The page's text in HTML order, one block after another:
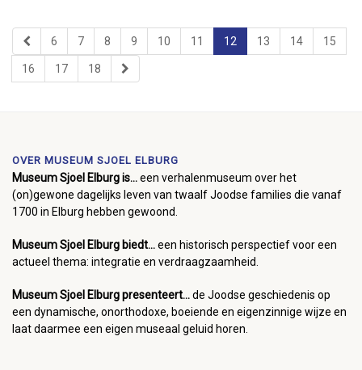
6 7 8 9 10 11 12 13 14 15
16 17 18
OVER MUSEUM SJOEL ELBURG
Museum Sjoel Elburg is...een verhalenmuseum over het
(on)gewone dagelijks leven van twaalf Joodse families die vanaf
1700 in Elburg hebben gewoond.
Museum Sjoel Elburg biedt...een historisch perspectief voor een
actueel thema: integratie en verdraagzaamheid.
Museum Sjoel Elburg presenteert...de Joodse geschiedenis op
een dynamische, onorthodoxe, boeiende en eigenzinnige wijze en
laat daarmee een eigen museaal geluid horen.